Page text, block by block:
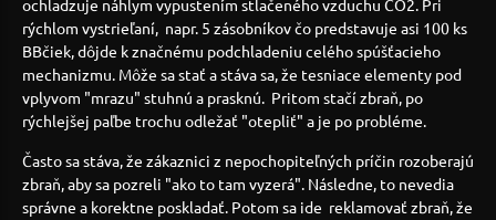
ochladzuje náhlym vypustením stlačeného vzduchu CO2. Pri
rýchlom vystrieľaní, napr. 5 zásobníkov čo predstavuje asi 100 ks
BBčiek, dôjde k značnému podchladeniu celého spúšťacieho
mechanizmu. Môže sa stať a stáva sa, že tesniace elementy pod
vplyvom "mrazu" stuhnú a prasknú. Pritom stačí zbraň, po
rýchlejšej paľbe trochu odležať "otepliť" a je po probléme.
Často sa stáva, že zákaznici z nepochopiteľných príčin rozoberajú
zbraň, aby sa pozreli "ako to tam vyzerá". Následne, to nevedia
správne a korektne poskladať. Potom sa ide reklamovať zbraň, že